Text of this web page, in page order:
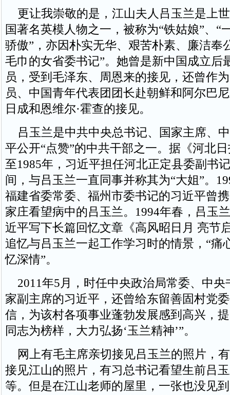
更让我崇敬的是，江山夫人吕玉兰是上
国著名英模人物之一，被称为“铁姑娘”、“
骄傲”，亦因朴实无华、艰苦朴素、廉洁奉
毛巾的女省委书记”。她曾是新中国成立后
员，受到毛泽东、周恩来的接见，还曾作
员、中国青年代表团团长赴朝鲜和阿尔巴
日成和恩维尔·霍查的接见。
吕玉兰是中共中央总书记、国家主席、
平公开“点赞”的中共干部之一。据《河北
至1985年，习近平担任河北正定县委副书
间，与吕玉兰一直同事并称其为“大姐”。
福建省委常委、福州市委书记的习近平曾
家庄看望病中的吕玉兰。1994年春，吕玉
近平写下长篇回忆文章《高风昭日月 亮节
追忆与吕玉兰一起工作学习时的情景，“痛
忆深情”。
2011年5月，时任中央政治局常委、中央
家副主席的习近平，还曾给东留善固村党
信，为该村各项事业蓬勃发展感到高兴，
同志为榜样，大力弘扬‘玉兰精神’”。
网上有毛主席亲切接见吕玉兰的照片，
接见江山的照片，有习总书记看望生前吕
等。但是在江山老师的屋里，一张也没见